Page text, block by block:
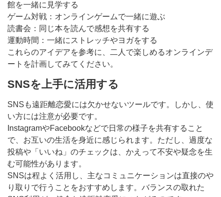
館を一緒に見学する
ゲーム対戦：オンラインゲームで一緒に遊ぶ
読書会：同じ本を読んで感想を共有する
運動時間：一緒にストレッチやヨガをする
これらのアイデアを参考に、二人で楽しめるオンラインデ
ートを計画してみてください。
SNSを上手に活用する
SNSも遠距離恋愛には欠かせないツールです。しかし、使
い方には注意が必要です。
InstagramやFacebookなどで日常の様子を共有すること
で、お互いの生活を身近に感じられます。ただし、過度な
投稿や「いいね」のチェックは、かえって不安や疑念を生
む可能性があります。
SNSは程よく活用し、主なコミュニケーションは直接のや
り取りで行うことをおすすめします。バランスの取れた